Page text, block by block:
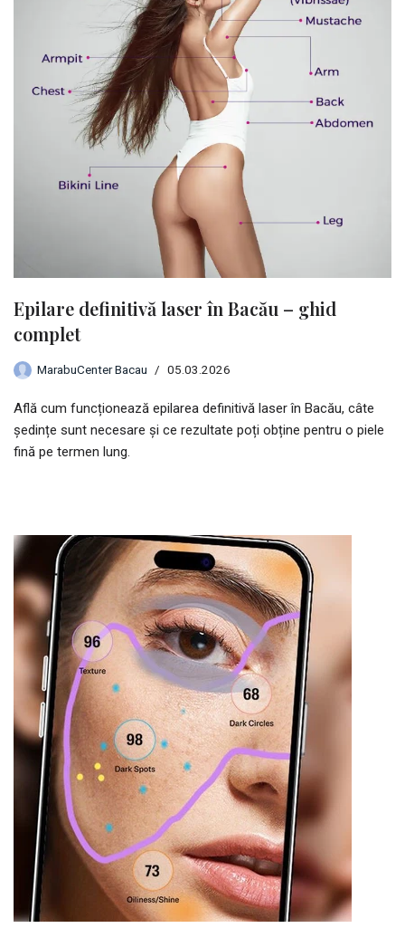
Epilare definitivă laser în Bacău – ghid
complet
MarabuCenter Bacau 05.03.2026
Află cum funcționează epilarea definitivă laser în Bacău, câte
ședințe sunt necesare și ce rezultate poți obține pentru o piele
fină pe termen lung.